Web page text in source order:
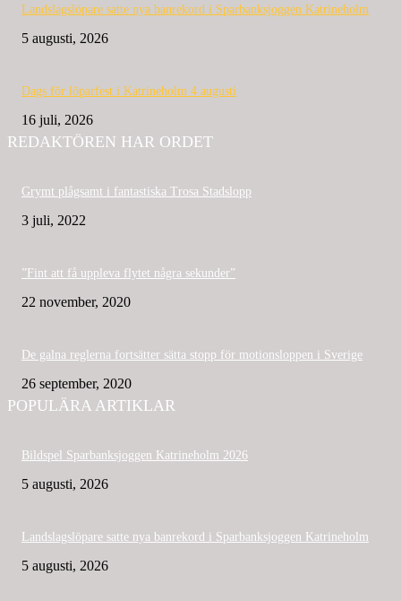
Landslagslöpare satte nya banrekord i Sparbanksjoggen Katrineholm
5 augusti, 2026
Dags för löparfest i Katrineholm 4 augusti
16 juli, 2026
REDAKTÖREN HAR ORDET
Grymt plågsamt i fantastiska Trosa Stadslopp
3 juli, 2022
”Fint att få uppleva flytet några sekunder”
22 november, 2020
De galna reglerna fortsätter sätta stopp för motionsloppen i Sverige
26 september, 2020
POPULÄRA ARTIKLAR
Bildspel Sparbanksjoggen Katrineholm 2026
5 augusti, 2026
Landslagslöpare satte nya banrekord i Sparbanksjoggen Katrineholm
5 augusti, 2026